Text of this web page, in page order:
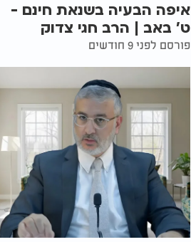
איפה הבעיה בשנאת חינם -
ט' באב | הרב חגי צדוק
פורסם לפני 9 חודשים